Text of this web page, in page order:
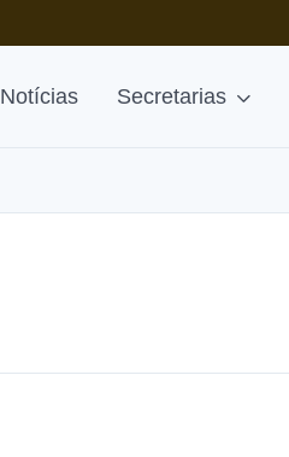
Notícias Secretarias